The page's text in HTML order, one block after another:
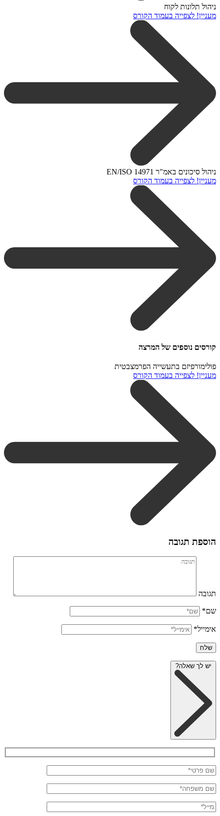
ניהול תלונות לקוח
מעניין! לצפייה בעמוד הקורס
ניהול סיכונים באמ"ר EN/ISO 14971
מעניין! לצפייה בעמוד הקורס
קורסים נוספים של המרצה
פולימורפיזם בתעשייה הפרמצבטית
מעניין! לצפייה בעמוד הקורס
הוספת תגובה
תגובה
שם*
אימייל*
יש לך שאלה?